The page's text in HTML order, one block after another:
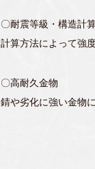
〇耐震等級・構造計
計算方法によって強
〇高耐久金物
錆や劣化に強い金物